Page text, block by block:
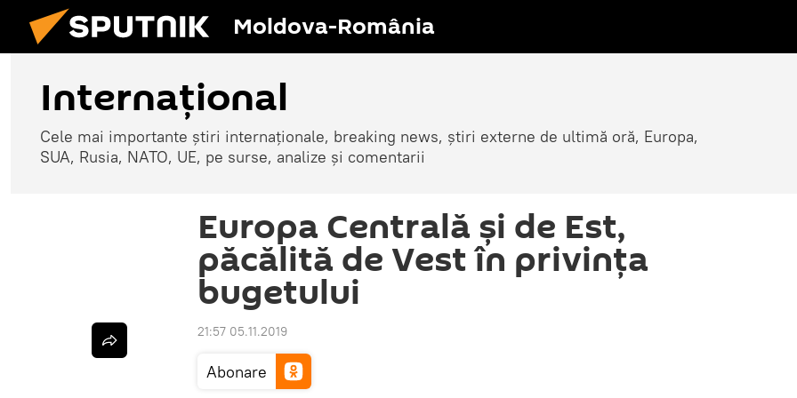
Moldova-România
Internaţional
Cele mai importante știri internaționale, breaking news, știri externe de ultimă oră, Europa,
SUA, Rusia, NATO, UE, pe surse, analize și comentarii
Europa Centrală și de Est,
păcălită de Vest în privința
bugetului
21:57 05.11.2019
Abonare